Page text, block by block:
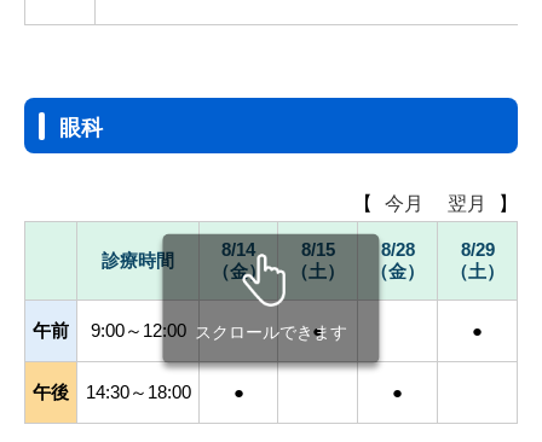
眼科
【 今月 翌月 】
スクロールできます
診療時間
8/14
（金）
8/15
（土）
8/28
（金）
8/29
（土）
午前 9:00～12:00 ● ●
午後 14:30～18:00 ● ●